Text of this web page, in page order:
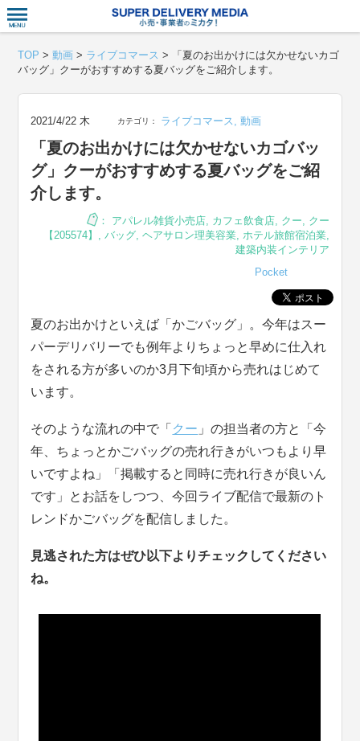
TOP >動画 > ライブコマース >
「夏のお出かけには欠かせないカゴ
バッグ」クーがおすすめする夏バッグをご紹介します。
2021/4/22 木 カテゴリ： ライブコマース,動画
「夏のお出かけには欠かせないカゴバッ
グ」クーがおすすめする夏バッグをご紹
介します。
： アパレル雑貨小売店, カフェ飲食店, クー, クー
【205574】 , バッグ, ヘアサロン理美容業, ホテル旅館宿泊業,
建築内装インテリア
Pocket
夏のお出かけといえば「かごバッグ」。今年はスー
パーデリバリーでも例年よりちょっと早めに仕入れ
をされる方が多いのか3月下旬頃から売れはじめて
います。
そのような流れの中で「 クー 」の担当者の方と「今
年、ちょっとかごバッグの売れ行きがいつもより早
いですよね」「掲載すると同時に売れ行きが良いん
です」とお話をしつつ、今回ライブ配信で最新のト
レンドかごバッグを配信しました。
見逃された方はぜひ以下よりチェックしてください
ね。